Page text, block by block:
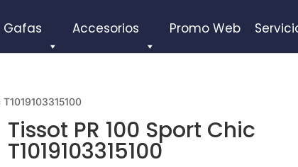
Gafas Accesorios Promo Web
Tissot PR 100 Sport Chic
T1019103315100